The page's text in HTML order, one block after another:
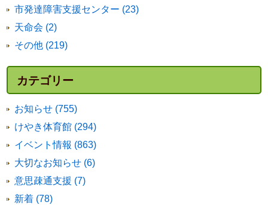
市発達障害支援センター (23)
天命会 (2)
その他 (219)
カテゴリー
お知らせ (755)
けやき体育館 (294)
イベント情報 (863)
大切なお知らせ (6)
意思疎通支援 (7)
新着 (78)